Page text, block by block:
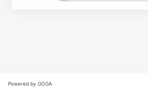
Powered by GOGA